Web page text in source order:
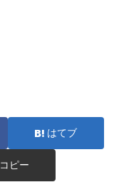
はてブ
コピー